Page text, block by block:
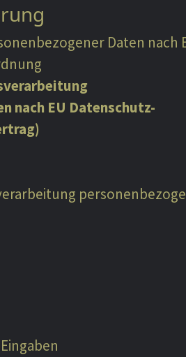
Daten nach
nach EU Datenschutz-